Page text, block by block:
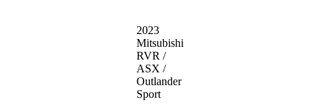
2023
Mitsubishi
RVR /
ASX /
Outlander
Sport